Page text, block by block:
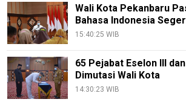
Wali Kota Pekanbaru
Bahasa Indonesia
15:40:25 WIB
65 Pejabat Eselon III
Dimutasi Wali Kota
14:30:23 WIB
Etik
Internal
KEJ
Disclaimer
Tentang
Kami